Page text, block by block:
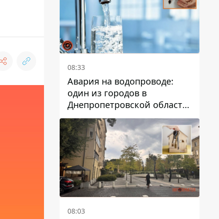
08:33
Авария на водопроводе:
один из городов в
Днепропетровской области
остался без воды
08:03